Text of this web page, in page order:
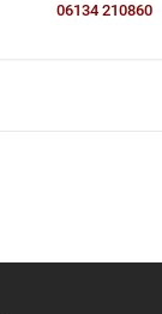
06134 210860